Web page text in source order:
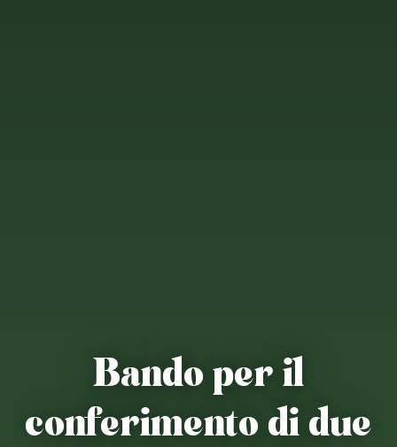
Bando per il
conferimento di due